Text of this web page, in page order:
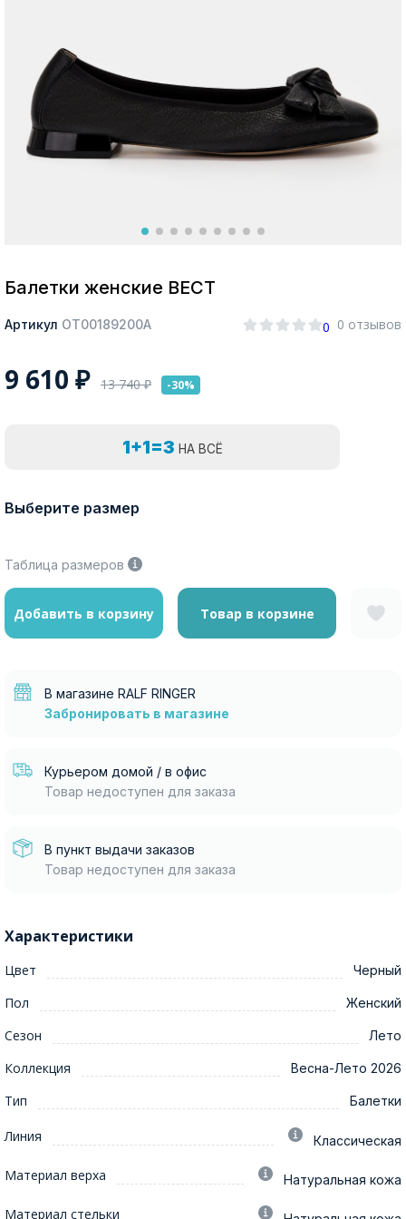
Балетки женские ВЕСТ
Артикул ОТ00189200А 0 0 отзывов
9 610 ₽ 13 740₽ -30%
1+1=3 НА ВСЁ
Выберите размер
Таблица размеров
Добавить в корзину Товар в корзине
В магазине RALF RINGER
Забронировать в магазине
Курьером домой / в офис
Товар недоступен для заказа
В пункт выдачи заказов
Товар недоступен для заказа
Характеристики
Цвет Черный
Пол Женский
Сезон Лето
Коллекция Весна-Лето 2026
Тип Балетки
Линия Классическая
Материал верха Натуральная кожа
Материал стельки